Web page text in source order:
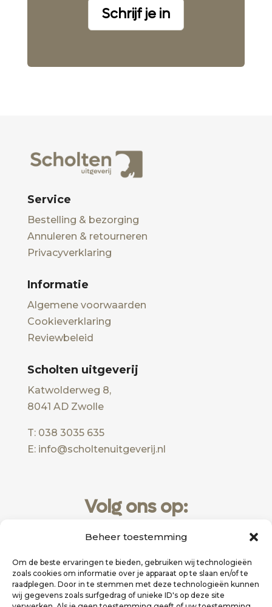
Beheer toestemming
Om de beste ervaringen te bieden, gebruiken wij technologieën
zoals cookies om informatie over je apparaat op te slaan en/of te
raadplegen. Door in te stemmen met deze technologieën kunnen
wij gegevens zoals surfgedrag of unieke ID's op deze site
Schrijf je in
Service
Bestelling & bezorging
Annuleren & retourneren
Privacyverklaring
Informatie
Algemene voorwaarden
Cookieverklaring
Reviewbeleid
Scholten uitgeverij
Katwolderweg 8,
8041 AD Zwolle
T: 038 3035 635
E: info@scholtenuitgeverij.nl
Volg ons op: